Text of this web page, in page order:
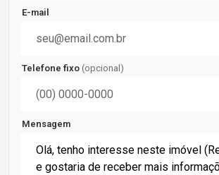
E-mail
Telefone fixo (opcional)
Mensagem